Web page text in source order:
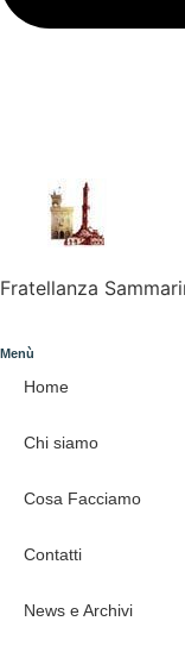
Fratellanza
Menù
Home
Chi siamo
Cosa Facciamo
Contatti
News e Archivi